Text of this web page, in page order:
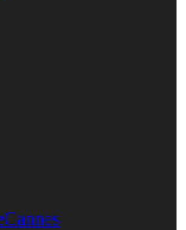
Cannes